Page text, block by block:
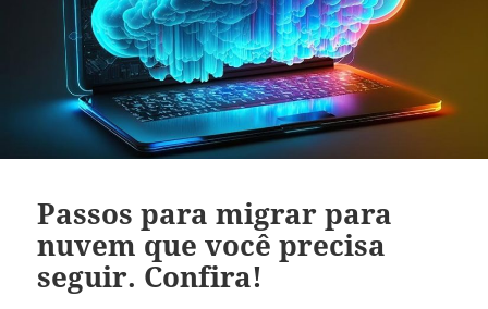
Passos para migrar para
nuvem que você precisa
seguir. Confira!